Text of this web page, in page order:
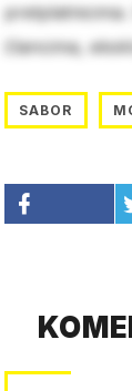
člancima,
SABOR